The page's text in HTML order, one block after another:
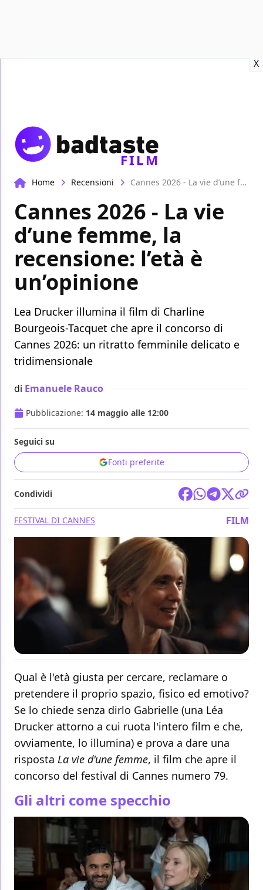
X
FILM
Home Recensioni Cannes 2026 - La vie d’une femme, la recensione: l’età è un’opinione
Cannes 2026 - La vie
d’une femme, la
recensione: l’età è
un’opinione
Lea Drucker illumina il film di Charline
Bourgeois-Tacquet che apre il concorso di
Cannes 2026: un ritratto femminile delicato e
tridimensionale
di Emanuele Rauco
Pubblicazione: 14 maggio alle 12:00
Seguici su
Fonti preferite
Condividi
FESTIVAL DI CANNES FILM
Qual è l'età giusta per cercare, reclamare o
pretendere il proprio spazio, fisico ed emotivo?
Se lo chiede senza dirlo Gabrielle (una Léa
Drucker attorno a cui ruota l'intero film e che,
ovviamente, lo illumina) e prova a dare una
risposta La vie d'une femme, il film che apre il
concorso del festival di Cannes numero 79.
Gli altri come specchio